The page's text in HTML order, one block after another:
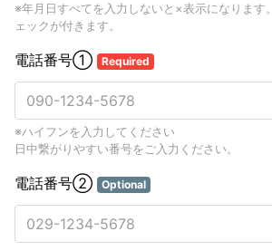
※年月日すべてを入力しないと×表示になります
ェックが付きます。
電話番号① Required
※ハイフンを入力してください
日中繋がりやすい番号をご入力ください。
電話番号② Optional